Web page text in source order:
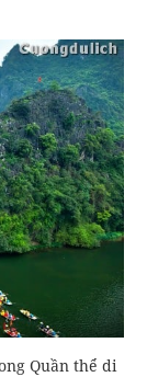
Quần thể di